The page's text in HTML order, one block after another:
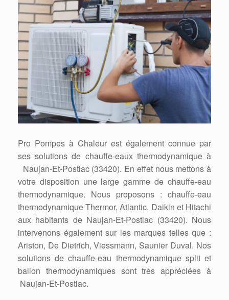
Pro Pompes à Chaleur est également connue par
ses solutions de chauffe-eaux thermodynamique à
Naujan-Et-Postiac (33420). En effet nous mettons à
votre disposition une large gamme de chauffe-eau
thermodynamique. Nous proposons : chauffe-eau
thermodynamique Thermor, Atlantic, Daikin et Hitachi
aux habitants de Naujan-Et-Postiac (33420). Nous
intervenons également sur les marques telles que :
Ariston, De Dietrich, Viessmann, Saunier Duval. Nos
solutions de chauffe-eau thermodynamique split et
ballon thermodynamiques sont très appréciées à
Naujan-Et-Postiac.